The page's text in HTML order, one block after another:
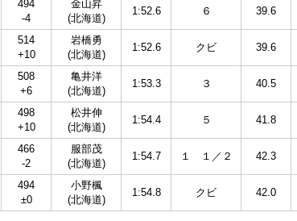
494
-4
金山昇
(北海道)
1:52.6 ６ 39.6
514
+10
岩橋勇
(北海道)
1:52.6 クビ 39.6
508
+6
亀井洋
(北海道)
1:53.3 ３ 40.5
498
+10
松井伸
(北海道)
1:54.4 ５ 41.8
466
-2
服部茂
(北海道)
1:54.7 １ １／２ 42.3
494
±0
小野楓
(北海道)
1:54.8 クビ 42.0